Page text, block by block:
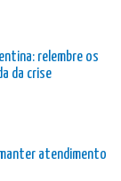
relembre os
da crise
atendimento